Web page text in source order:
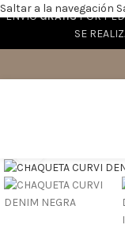
Saltar a la navegación
ENVÍOGRATISPOR
SE